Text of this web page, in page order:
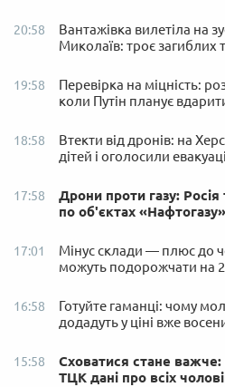
20:58
Вантажівка вилетіла на
Миколаїв: троє загиблих
19:58
Перевірка на міцність:
коли Путін планує
18:58
Втекти від дронів: на
дітей і оголосили
17:58
Дрони проти газу:
по об'єктах «Нафтогазу»
17:01
Мінус склади — плюс до
можуть подорожчати на
16:58
Готуйте гаманці: чому
додадуть у ціні вже
15:58
Сховатися стане
ТЦК дані про всіх